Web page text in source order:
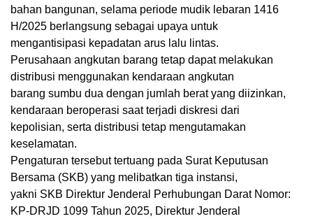
bahan bangunan, selama periode mudik lebaran 1416
H/2025 berlangsung sebagai upaya untuk
mengantisipasi kepadatan arus lalu lintas.
Perusahaan angkutan barang tetap dapat melakukan
distribusi menggunakan kendaraan angkutan
barang sumbu dua dengan jumlah berat yang diizinkan,
kendaraan beroperasi saat terjadi diskresi dari
kepolisian, serta distribusi tetap mengutamakan
keselamatan.
Pengaturan tersebut tertuang pada Surat Keputusan
Bersama (SKB) yang melibatkan tiga instansi,
yakni SKB Direktur Jenderal Perhubungan Darat Nomor:
KP-DRJD 1099 Tahun 2025, Direktur Jenderal